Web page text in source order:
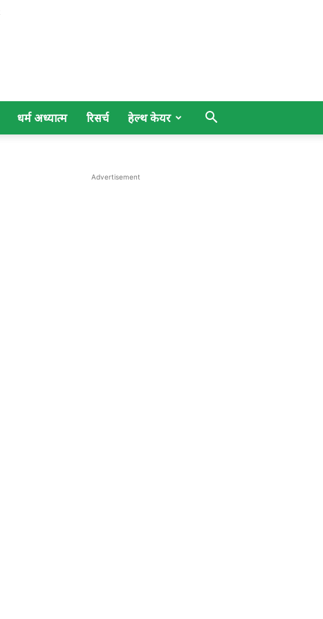
धर्म अध्यात्म रिसर्च हेल्थ केयर
Advertisement